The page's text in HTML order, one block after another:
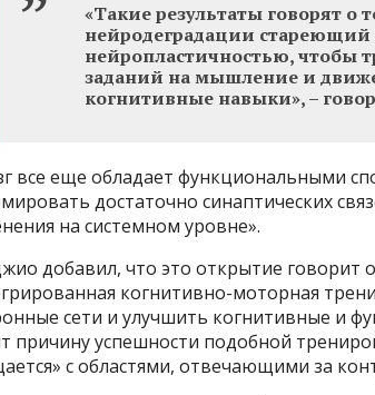
«Такие результаты говорят о
нейродеградации стареющий
нейропластичностью, чтобы
заданий на мышление и
когнитивные навыки», –
все еще обладает функциональными
достаточно синаптических
на системном уровне».
добавил, что это открытие говорит
когнитивно-моторная
сети и улучшить когнитивные и
причину успешности подобной
с областями, отвечающими за